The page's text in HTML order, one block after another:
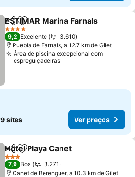
PartilharAdicionar aos favoritos
ESTIMAR Marina Farnals
4 Estrelas
9,2 Excelente
3.610
Puebla de Farnals, a 12.7 km de Gilet
Área de piscina excepcional com
espreguiçadeiras
9 sites Ver preços
PartilharAdicionar aos favoritos
Hotel Playa Canet
3 Estrelas
7,9 Boa
3.271
Canet de Berenguer, a 10.3 km de Gilet